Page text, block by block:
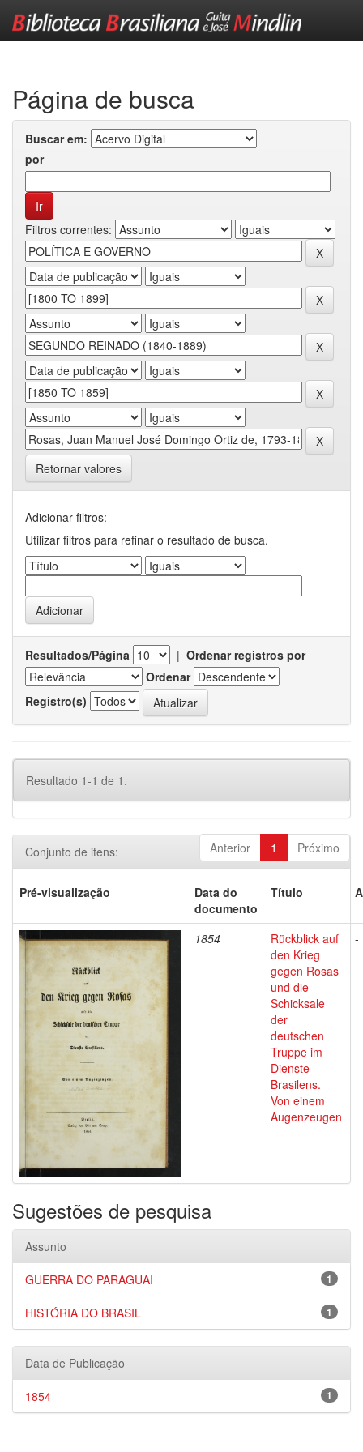
Página de busca
Buscar em:
por
Filtros correntes:
Retornar valores
Adicionar filtros:
Utilizar filtros para refinar o resultado de busca.
Resultados/Página | Ordenar registros por
Ordenar
Registro(s)
Resultado 1-1 de 1.
Anterior 1 Próximo
Conjunto de itens:
Pré-visualização
Data do
documento
Título
1854
Rückblick auf
den Krieg
gegen Rosas
und die
Schicksale
der
deutschen
Truppe im
Dienste
Brasilens.
Von einem
Augenzeugen
-
Sugestões de pesquisa
Assunto
1
GUERRA DO PARAGUAI
1
HISTÓRIA DO BRASIL
Data de Publicação
1
1854